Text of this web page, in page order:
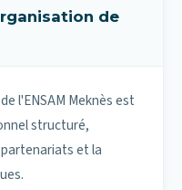
la reconnaissance
l'étranger.
;
;
;
étrangers
notamment des
dispensées
d'admission
de
l'ENSAM Meknès est
structuré,
et la